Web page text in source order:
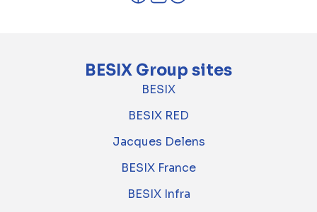
BESIX Group sites
BESIX
BESIX RED
Jacques Delens
BESIX France
BESIX Infra